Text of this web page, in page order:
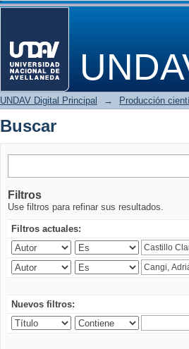
Buscar
UNDAV Digital Principal → Producción
Buscar
Filtros
Use filtros para refinar sus resultados.
Filtros actuales:
Nuevos filtros: